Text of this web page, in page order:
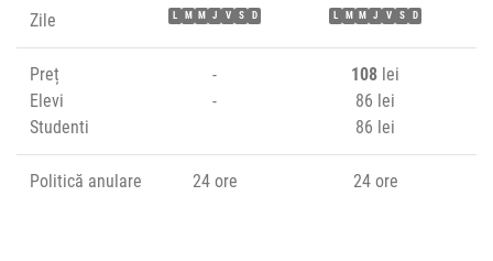
Zile L M M J V S D L M M J V S D
Preț
Elevi
Studenti
-
-
108 lei
86 lei
86 lei
Politică anulare 24 ore 24 ore